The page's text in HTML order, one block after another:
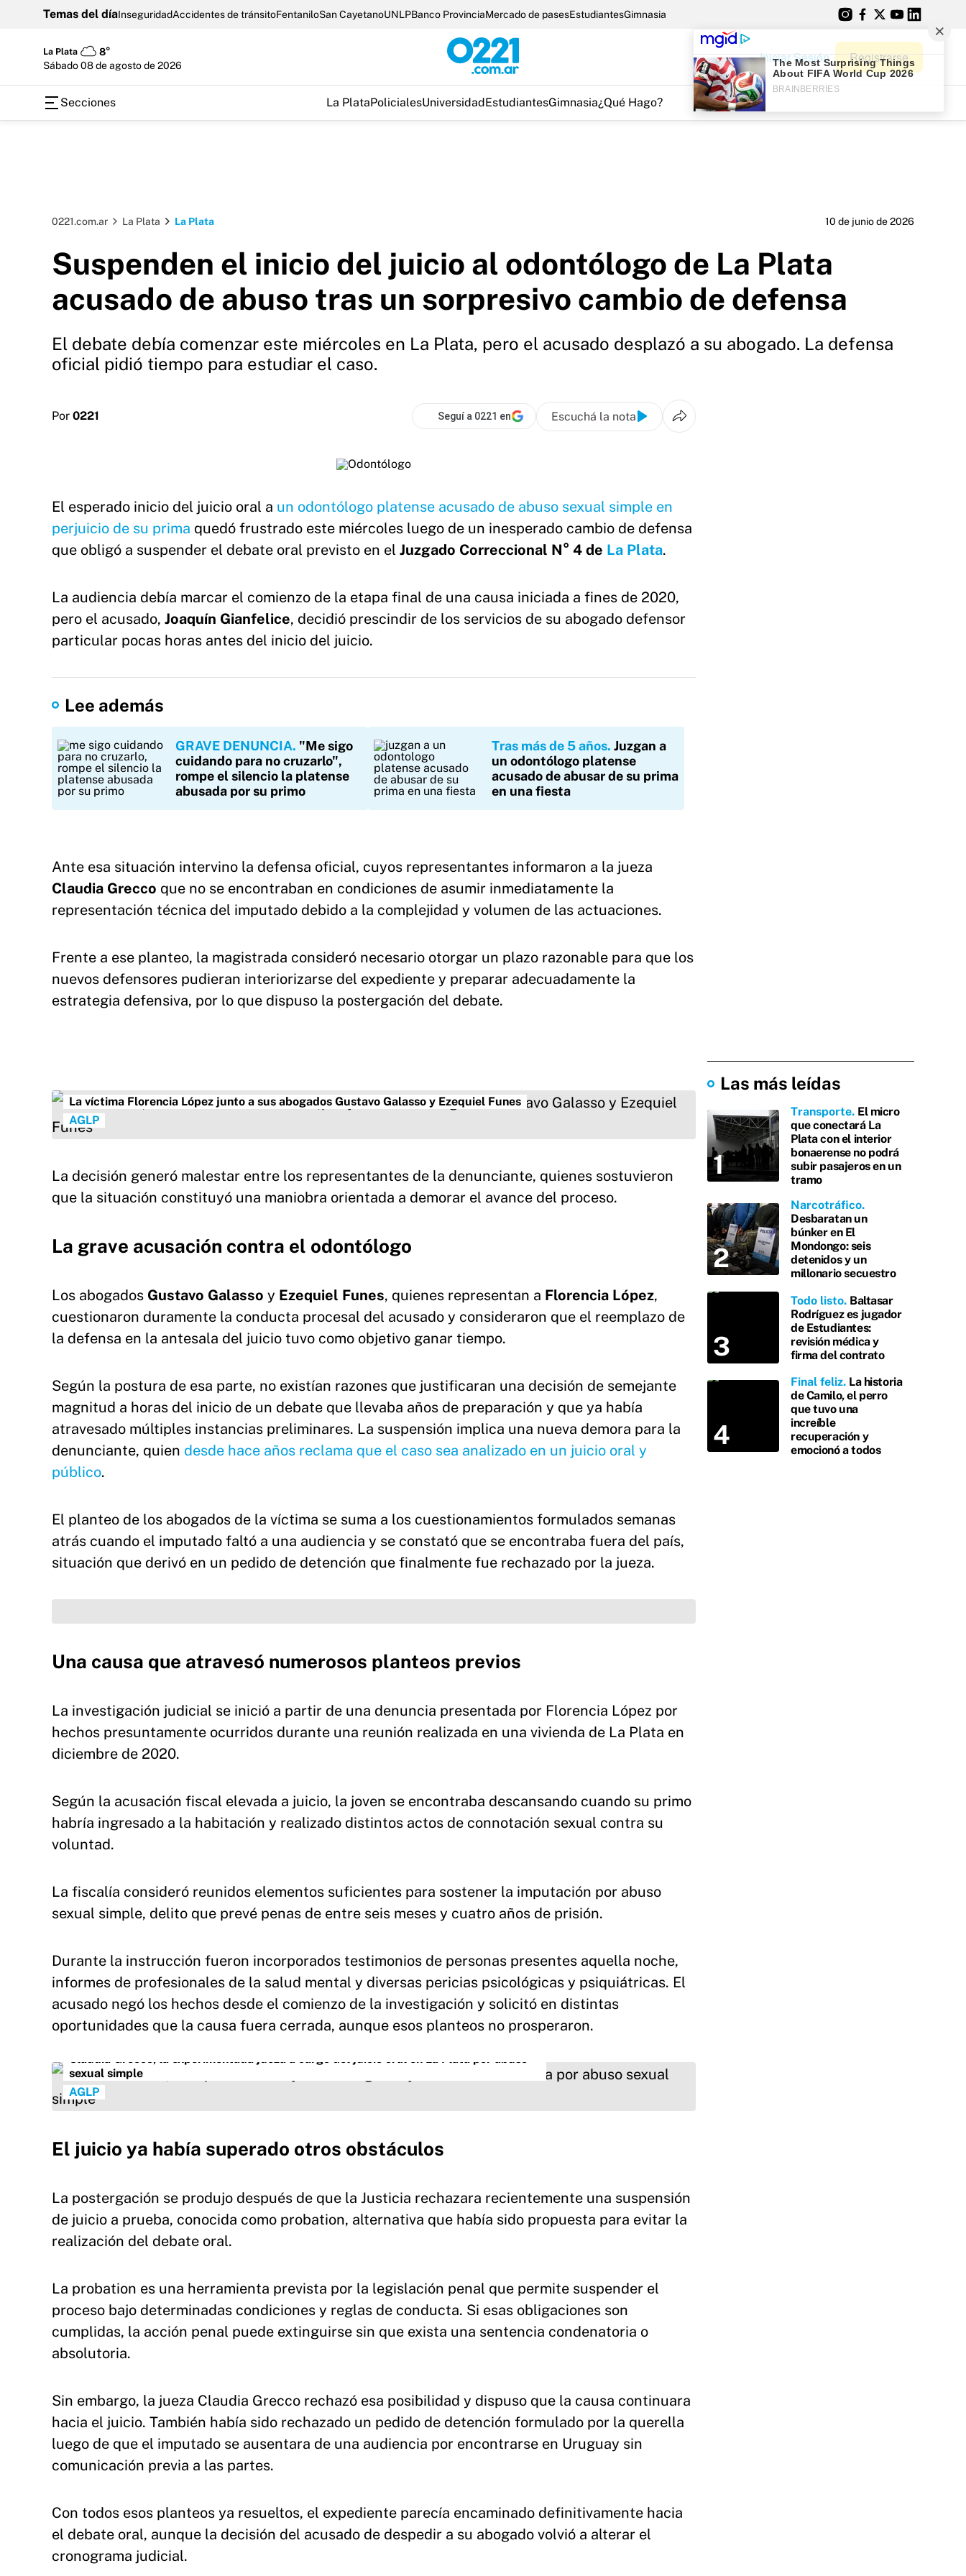
Temas del díaInseguridadAccidentes de tránsitoFentaniloSan CayetanoUNLPBanco ProvinciaMercado de pasesEstudiantesGimnasia
La Plata
8°
sábado 08 de agosto de 2026
Iniciar Sesión Registrarse
Secciones La PlataPolicialesUniversidadEstudiantesGimnasia¿Qué Hago?
0221.com.ar La Plata La Plata 10 de junio de 2026
Suspenden el inicio del juicio al odontólogo de La Plata
acusado de abuso tras un sorpresivo cambio de defensa
El debate debía comenzar este miércoles en La Plata, pero el acusado desplazó a su abogado. La defensa
oficial pidió tiempo para estudiar el caso.
Por 0221 Seguí a 0221 en Escuchá la nota
El esperado inicio del juicio oral a un odontólogo platense acusado de abuso sexual simple en
perjuicio de su prima quedó frustrado este miércoles luego de un inesperado cambio de defensa
que obligó a suspender el debate oral previsto en el Juzgado Correccional N° 4 de La Plata.
La audiencia debía marcar el comienzo de la etapa final de una causa iniciada a fines de 2020,
pero el acusado, Joaquín Gianfelice, decidió prescindir de los servicios de su abogado defensor
particular pocas horas antes del inicio del juicio.
Lee además
GRAVE DENUNCIA "Me sigo
cuidando para no cruzarlo",
rompe el silencio la platense
abusada por su primo
Tras más de 5 años Juzgan a
un odontólogo platense
acusado de abusar de su prima
en una fiesta
Ante esa situación intervino la defensa oficial, cuyos representantes informaron a la jueza
Claudia Grecco que no se encontraban en condiciones de asumir inmediatamente la
representación técnica del imputado debido a la complejidad y volumen de las actuaciones.
Frente a ese planteo, la magistrada consideró necesario otorgar un plazo razonable para que los
nuevos defensores pudieran interiorizarse del expediente y preparar adecuadamente la
estrategia defensiva, por lo que dispuso la postergación del debate.
La víctima Florencia López junto a sus abogados Gustavo Galasso y Ezequiel Funes
AGLP
La decisión generó malestar entre los representantes de la denunciante, quienes sostuvieron
que la situación constituyó una maniobra orientada a demorar el avance del proceso.
La grave acusación contra el odontólogo
Los abogados Gustavo Galasso y Ezequiel Funes, quienes representan a Florencia López,
cuestionaron duramente la conducta procesal del acusado y consideraron que el reemplazo de
la defensa en la antesala del juicio tuvo como objetivo ganar tiempo.
Según la postura de esa parte, no existían razones que justificaran una decisión de semejante
magnitud a horas del inicio de un debate que llevaba años de preparación y que ya había
atravesado múltiples instancias preliminares. La suspensión implica una nueva demora para la
denunciante, quien desde hace años reclama que el caso sea analizado en un juicio oral y
público.
El planteo de los abogados de la víctima se suma a los cuestionamientos formulados semanas
atrás cuando el imputado faltó a una audiencia y se constató que se encontraba fuera del país,
situación que derivó en un pedido de detención que finalmente fue rechazado por la jueza.
Una causa que atravesó numerosos planteos previos
La investigación judicial se inició a partir de una denuncia presentada por Florencia López por
hechos presuntamente ocurridos durante una reunión realizada en una vivienda de La Plata en
diciembre de 2020.
Según la acusación fiscal elevada a juicio, la joven se encontraba descansando cuando su primo
habría ingresado a la habitación y realizado distintos actos de connotación sexual contra su
voluntad.
La fiscalía consideró reunidos elementos suficientes para sostener la imputación por abuso
sexual simple, delito que prevé penas de entre seis meses y cuatro años de prisión.
Durante la instrucción fueron incorporados testimonios de personas presentes aquella noche,
informes de profesionales de la salud mental y diversas pericias psicológicas y psiquiátricas. El
acusado negó los hechos desde el comienzo de la investigación y solicitó en distintas
oportunidades que la causa fuera cerrada, aunque esos planteos no prosperaron.
Claudia Grecco, la experimentada jueza a cargo del juicio oral en La Plata por abuso
sexual simple
AGLP
El juicio ya había superado otros obstáculos
La postergación se produjo después de que la Justicia rechazara recientemente una suspensión
de juicio a prueba, conocida como probation, alternativa que había sido propuesta para evitar la
realización del debate oral.
La probation es una herramienta prevista por la legislación penal que permite suspender el
proceso bajo determinadas condiciones y reglas de conducta. Si esas obligaciones son
cumplidas, la acción penal puede extinguirse sin que exista una sentencia condenatoria o
absolutoria.
Sin embargo, la jueza Claudia Grecco rechazó esa posibilidad y dispuso que la causa continuara
hacia el juicio. También había sido rechazado un pedido de detención formulado por la querella
luego de que el imputado se ausentara de una audiencia por encontrarse en Uruguay sin
comunicación previa a las partes.
Con todos esos planteos ya resueltos, el expediente parecía encaminado definitivamente hacia
el debate oral, aunque la decisión del acusado de despedir a su abogado volvió a alterar el
cronograma judicial.
Las más leídas
Transporte El micro
que conectará La
Plata con el interior
bonaerense no podrá
subir pasajeros en un
tramo
Narcotráfico
Desbaratan un
búnker en El
Mondongo: seis
detenidos y un
millonario secuestro
Todo listo Baltasar
Rodríguez es jugador
de Estudiantes:
revisión médica y
firma del contrato
Final feliz La historia
de Camilo, el perro
que tuvo una
increíble
recuperación y
emocionó a todos